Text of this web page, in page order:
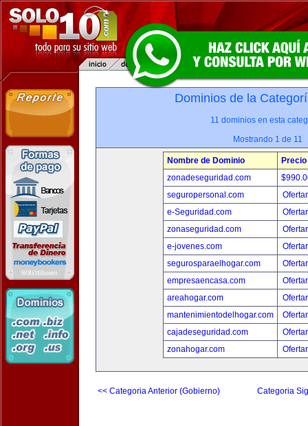
Dominios de la
11 dominios en esta
Mostrando 1 de 11
Nombre de Dominio
Precio
zonadeseguridad.com
seguropersonal.com
e-Seguridad.com
zonaseguridad.com
e-jovenes.com
segurosparaelhogar.com
empresaencasa.com
areahogar.com
mantenimientodelhogar.com
cajadeseguridad.com
zonahogar.com
<< Categoria Anterior (Gobierno) Categoria